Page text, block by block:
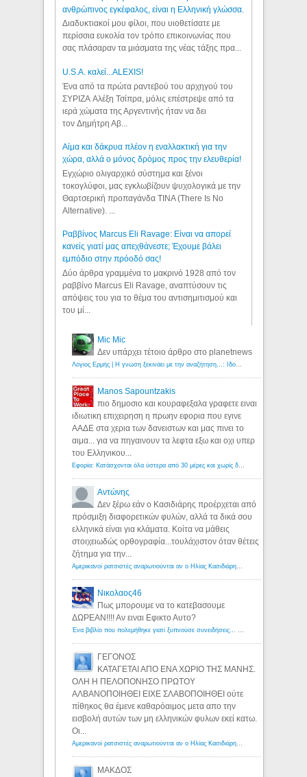
ανθρώπινος εγκέφαλος, είναι η Ελληνική γλώσσα.
Διαδυκτιακοί μου φίλοι, που υιοθετίσατε με
περίσσια ευκολία τον τρόπο επικοινωνίας που
σας πλάσαραν τα μιάσματα της νέας τάξης πρα...
U.S.A. καλεί...ALEXIS!
Ένα από τα πρώτα ραντεβού του αρχηγού του
ΣΥΡΙΖΑ Αλέξη Τσίπρα, μόλις επέστρεψε από τα
ιερά χώματα της Αργεντινής ήταν να δει
τον Δημήτρη Αβ...
Αίμα και δάκρυα πλέον η εναλλακτική για την
χώρα, αλλά ο μόνος δρόμος προς την ελευθερία!
Εγχώριο ολιγαρχικό σύστημα και ξένοι
τοκογλύφοι, μας εγκλωβίζουν ψυχολογικά με την
Θαρτσερική προπαγάνδα TINA (There Is No
Alternative). ...
Ραββίνος Marcus Eli Ravage: Είναι να απορεί
κανείς γιατί μας απεχθάνεστε; Έχουμε βάλει
εμπόδιο στην πρόοδό σας!
Δύο άρθρα γραμμένα το μακρινό 1928 από τον
ραββίνο Marcus Eli Ravage, αναπτύσουν τις
απόψεις του για το θέμα του αντισημιτισμού και
του μί...
Mic Mic
Δεν υπάρχει τέτοιο άρθρο στο planetnews
Λόγιος Ερμής | Η γνώση ξεκινάει με την αναζήτηση...: Ιδού οι 18 που χρωστούν 11 δις ευρώ!
Manos Sapountzakis
πιο δημοσιο και κουραφεξαλα γραφετε ειναι
ιδιωτικη επιχειρηση η πρωην εφορια που εγινε
ΑΑΔΕ στα χερια των δανειστων και μας πινει το
αιμα... για να πηγαινουν τα λεφτα εξω και οχι υπερ
του Ελληνικου...
Εφορία: Κατάσχονται όλα ύστερα από 30 μέρες και χωρίς δικαστικές αποφάσεις - Λόγιος Ερμής
Αντώνης
Δεν ξέρω εάν ο Κασιδιάρης προέρχεται από
πρόσμιξη διαφορετικών φυλών, αλλά τα δικά σου
ελληνικά είναι για κλάματα. Κοίτα να μάθεις
στοιχειωδώς ορθογραφία...τουλάχιστον όταν θέτεις
ζήτημα για την...
Αμερικανοί ρατσιστές αναρωτιούνται αν ο Ηλίας Κασιδιάρης ανήκει στη λευκή φυλή... - Λόγιος Ερμής
Νικολαος46
Πως μπορουμε να το κατεβασουμε
ΔΩΡΕΑΝ!!!! Αν ειναι Εφικτο Αυτο?
Ένα βιβλίο που πολεμήθηκε γιατί ξυπνούσε συνειδήσεις... - Λόγιος Ερμής | Η γνώση ξεκινάει με την αναζήτηση...
ΓΕΓΟΝΟΣ
ΚΑΤΑΓΕΤΑΙ ΑΠΟ ΕΝΑ ΧΩΡΙΟ ΤΗΣ ΜΑΝΗΣ.
ΟΛΗ Η ΠΕΛΟΠΟΝΗΣΟ ΠΡΩΤΟΥ
ΑΛΒΑΝΟΠΟΙΗΘΕΙ ΕΙΧΕ ΣΛΑΒΟΠΟΙΗΘΕΙ ούτε
πίθηκος θα έμενε καθαρόαιμος μετα απο την
εισβολή αυτών των μη ελληνικών φυλων εκεί κατω.
Οι...
Αμερικανοί ρατσιστές αναρωτιούνται αν ο Ηλίας Κασιδιάρης ανήκει στη λευκή φυλή... - Λόγιος Ερμής
ΜΑΚΔΟΣ